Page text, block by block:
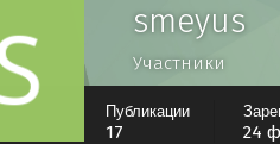
smeyus
Участники
Публикации
17 24